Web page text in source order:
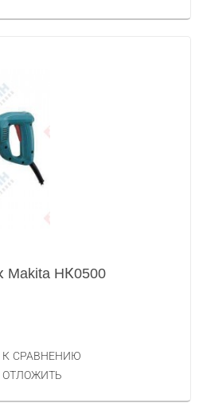
Makita HК0500
К СРАВНЕНИЮ
ОТЛОЖИТЬ